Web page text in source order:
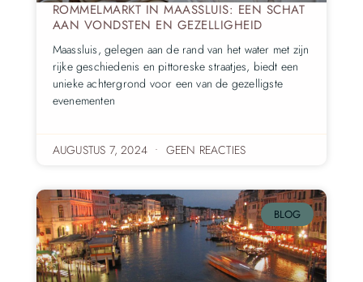
ROMMELMARKT IN MAASSLUIS: EEN SCHAT
AAN VONDSTEN EN GEZELLIGHEID
Maassluis, gelegen aan de rand van het water met zijn
rijke geschiedenis en pittoreske straatjes, biedt een
unieke achtergrond voor een van de gezelligste
evenementen
AUGUSTUS 7, 2024 GEEN REACTIES
BLOG